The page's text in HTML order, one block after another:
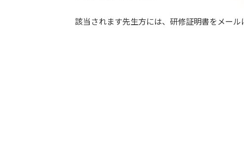
該当されます先生方には、研修証明書をメー